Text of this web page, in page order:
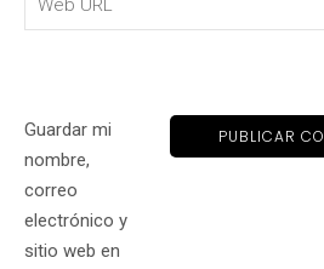
Guardar mi
nombre,
correo
electrónico y
sitio web en